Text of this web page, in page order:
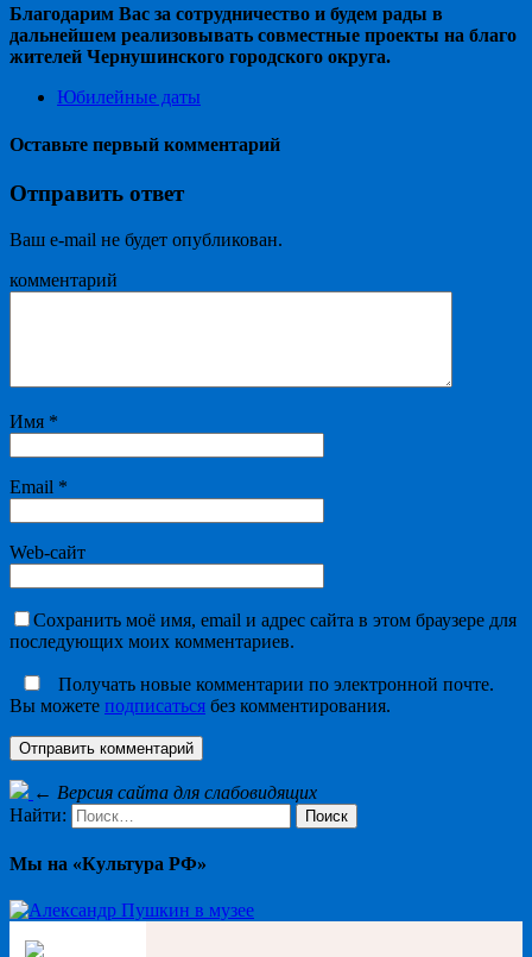
Благодарим Вас за сотрудничество и будем рады в
дальнейшем реализовывать совместные проекты на благо
жителей Чернушинского городского округа.
Юбилейные даты
Оставьте первый комментарий
Отправить ответ
Ваш e-mail не будет опубликован.
комментарий
Имя *
Email *
Web-сайт
Сохранить моё имя, email и адрес сайта в этом браузере для
последующих моих комментариев.
Получать новые комментарии по электронной почте.
Вы можете подписаться без комментирования.
← Версия сайта для слабовидящих
Найти:
Мы на «Культура РФ»